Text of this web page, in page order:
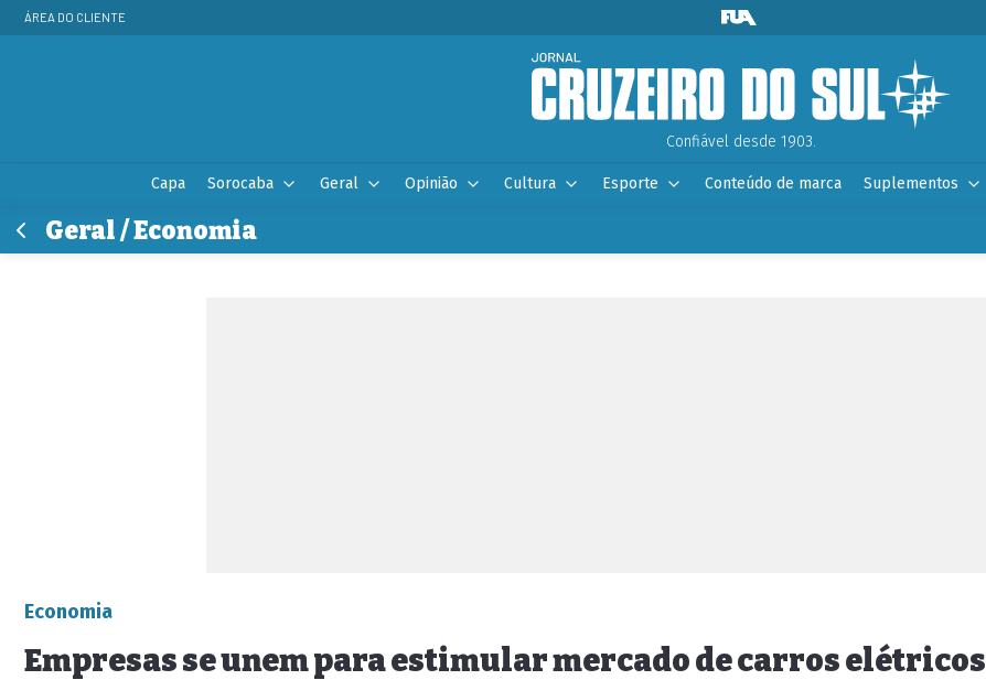
ÁREA DO CLIENTE
Confiável desde 1903.
Capa Sorocaba Geral Opinião Cultura Esporte Conteúdo de marca Suplementos
Geral / Economia
Economia
Empresas se unem para estimular mercado de carros elétricos